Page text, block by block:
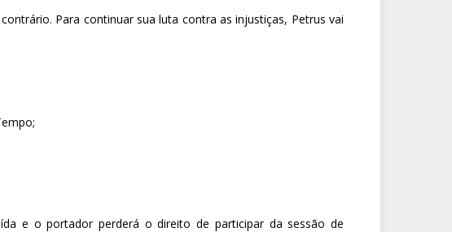
Para continuar sua luta contra as injustiças, Petrus vai
o Guardião do Tempo;
e o portador perderá o direito de participar da sessão de